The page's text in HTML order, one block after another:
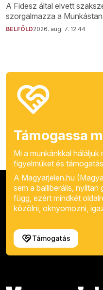
A Fidesz által elvett
szorgalmazza a
BELFÖLD2026. aug. 7. 12:44
Támogassa
Mi a munkánkkal háláljuk
figyelmüket és
A Magyarjelen.hu
sem a balliberális,
függ, ezért mindkét
közölni, oknyomozni,
Támogatás